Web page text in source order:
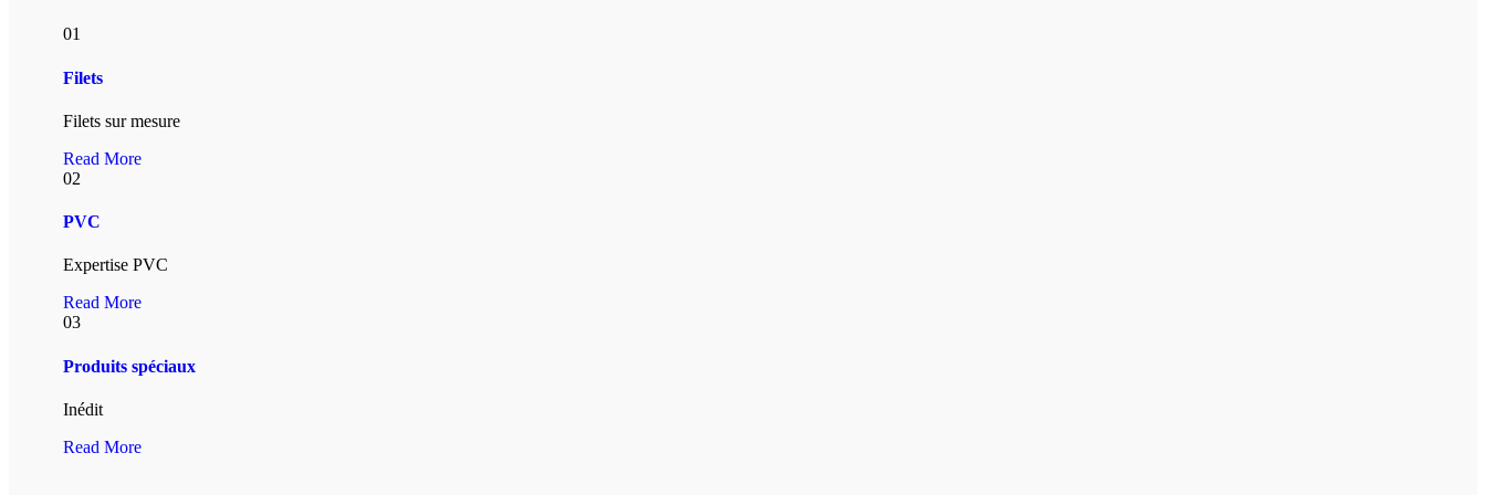
01
Filets
Filets sur mesure
Read More
02
PVC
Expertise PVC
Read More
03
Produits spéciaux
Inédit
Read More